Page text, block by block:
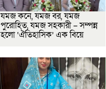
যমজ কনে, যমজ বর, যমজ
পুরোহিত, যমজ সহকারী – সম্পন্ন
হলো ‘ঐতিহাসিক’ এক বিয়ে